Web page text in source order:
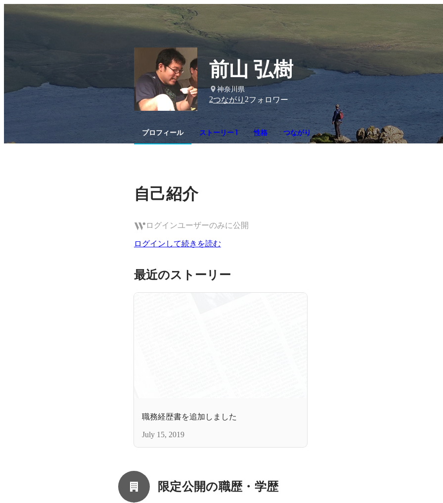
前山 弘樹
神奈川県
2つながり 2フォロワー
プロフィール ストーリー 1 性格 つながり
自己紹介
ログインユーザーのみに公開
ログインして続きを読む
最近のストーリー
職務経歴書を追加しました
July 15, 2019
限定公開の職歴・学歴